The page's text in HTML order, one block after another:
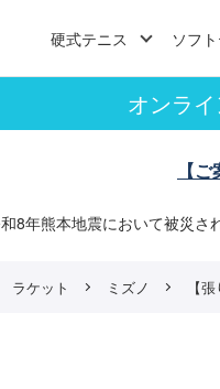
硬式テニス ソフ
オンラ
【
8年熊本地震において被災さ
ラケット ミズノ 【